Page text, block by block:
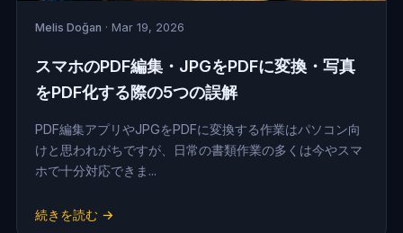
Melis Doğan · Mar 19, 2026
スマホのPDF編集・JPGをPDFに変換・写真
をPDF化する際の5つの誤解
PDF編集アプリやJPGをPDFに変換する作業はパソコン向
けと思われがちですが、日常の書類作業の多くは今やスマ
ホで十分対応できま...
続きを読む →